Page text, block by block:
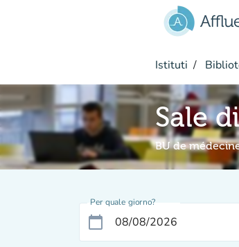
Istituti
Sale
BU de
Per quale giorno?
calendar_today